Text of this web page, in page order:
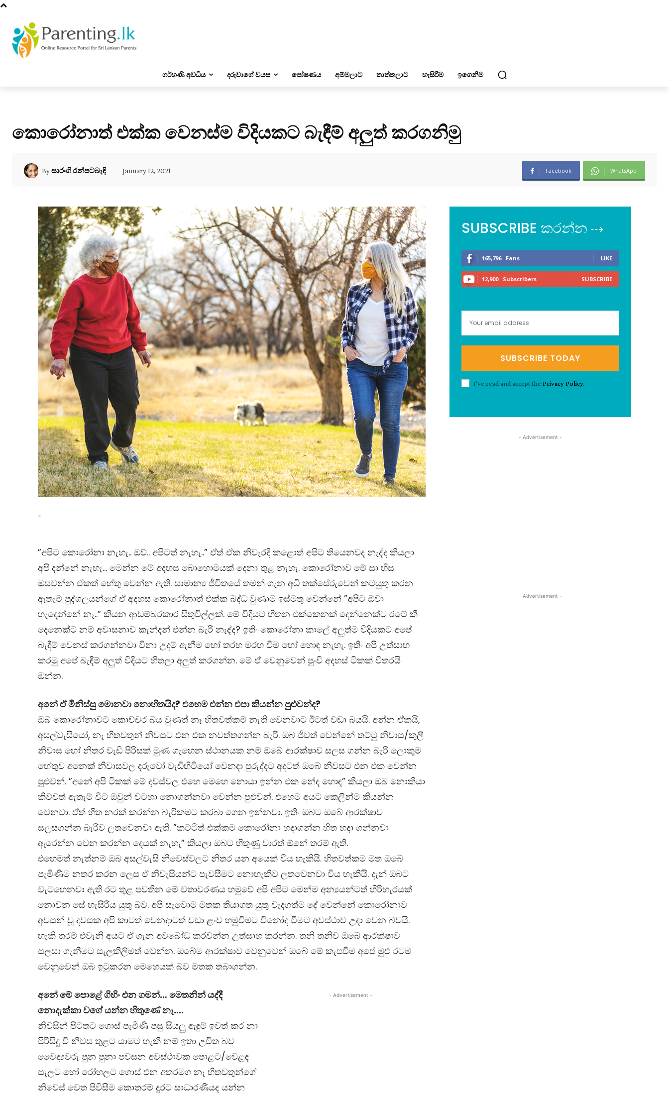
ගර්භණී අවධිය දරුවාගේ වයස පෝෂණය අම්මලාට තාත්තලාට හැසිරීම ඉගෙනීම
කොරෝනාත් එක්ක වෙනස්ම විදියකට බැඳීම් අලුත් කරගනිමු
Byසාරංගි රන්පටබැඳි January 12, 2021 Facebook WhatsApp
-
”අපිට කොරෝනා නැහැ.. ඔව්.. අපිටත් නැහැ..” ඒත් ඒක නිවැරදි කළොත් අපිට තියෙනවද නැද්ද කියලා
අපි දන්නේ නැහැ… මෙන්න මේ අදහස බොහොමයක් දෙනා තුළ නැහැ. කොරෝනාව මේ සා හිස
ඔසවන්න ඒකත් හේතු වෙන්න ඇති. සාමාන්‍ය ජීවිතයේ තමන් ගැන අධි තක්සේරුවෙන් කටයුතු කරන
ඇතැම් පුද්ගලයන්ගේ ඒ අදහස කොරෝනාත් එක්ක බද්ධ වුණාම ඉස්මතු වෙන්නේ ”අපිට ඕවා
හැදෙන්නේ නෑ..” කියන ආඩම්බරකාර සිතුවිල්ලක්. මේ විදියට හිතන එක්කෙනක් දෙන්නෙක්ට රටේ කී
දෙනෙක්ට නම් අවාසනාව කැන්දන් එන්න බැරි නැද්ද? ඉතිං කොරෝනා කාලේ අලුත්ම විදියකට අපේ
බැඳීම් වෙනස් කරගන්නවා විනා උදම් ඇනීම හෝ තරහ මරහ වීම හෝ හොඳ නැහැ. ඉතිං අපි උත්සාහ
කරමු අපේ බැඳීම් අලුත් විදියට හිතලා අලුත් කරගන්න. මේ ඒ වෙනුවෙන් පුංචි අදහස් ටිකක් විතරයි
ඔන්න.
අනේ ඒ මිනිස්සු මොනවා නොහිතයිද? එහෙම එන්න එපා කියන්න පුළුවන්ද?
ඔබ කොරෝනාවට කොච්චර බය වුණත් නෑ හිතවත්කම් නැති වෙනවාට ඊටත් වඩා බයයි. අන්න ඒකයි,
අසල්වැසියෝ, නෑ හිතවතුන් නිවසට එන එක නවත්තගන්න බැරි. ඔබ ජීවත් වෙන්නේ තට්ටු නිවාස/කුලී
නිවාස හෝ නිතර වැඩි පිරිසක් මුණ ගැහෙන ස්ථානයක නම් ඔබේ ආරක්ෂාව සලස ගන්න බැරි ලොකුම
හේතුව අනෙක් නිවාසවල දරුවෝ වැඩිහිටියෝ වෙනදා පුරුද්දට අදටත් ඔබේ නිවසට එන එක වෙන්න
පුළුවන්. ”අනේ අපි ටිකක් මේ දවස්වල එහෙ මෙහෙ නොයා ඉන්න එක නේද හොඳ” කියලා ඔබ නොකියා
කිව්වත් ඇතැම් විට ඔවුන් වටහා නොගන්නවා වෙන්න පුළුවන්. එහෙම අයට කෙලින්ම කියන්න
වෙනවා. ඒත් හිත නරක් කරන්න බැරිකමට කරබා ගෙන ඉන්නවා. ඉතිං ඔබට ඔබේ ආරක්ෂාව
සලසගන්න බැරිව ලතවෙනවා ඇති. ”කට්ටිත් එක්කම කොරෝනා හදාගන්න හිත හදා ගන්නවා
ඇරෙන්න වෙන කරන්න දෙයක් නැහැ” කියලා ඔබට හිතුණු වාරත් ඕනේ තරම් ඇති.
එහෙමත් නැත්නම් ඔබ අසල්වැසි නිවෙස්වලට නිතර යන අයෙක් විය හැකියි. හිතවත්කම මත ඔබේ
පැමිණීම නතර කරන ලෙස ඒ නිවැසියන්ට පැවසීමට නොහැකිව ලතවෙනවා විය හැකියි. දැන් ඔබට
වැටහෙනවා ඇති රට තුළ පවතින මේ වතාවරණය හමුවේ අපි අපිට මෙන්ම අන්‍යයන්ටත් හිරිහැරයක්
නොවන සේ හැසිරිය යුතු බව. අපි සැවොම මතක තියාගත යුතු වැදගත්ම දේ වෙන්නේ කොරෝනාව
අවසන් වූ දවසක අපි කාටත් වෙනදාටත් වඩා ළංව හමුවීමට විනෝද වීමට අවස්ථාව උදා වෙන බවයි.
හැකි තරම් එවැනි අයට ඒ ගැන අවබෝධ කරවන්න උත්සාහ කරන්න. තනි තනිව ඔබේ ආරක්ෂාව
සලසා ගැනීමට සැලකිලිමත් වෙන්න. ඔබේම ආරක්ෂාව වෙනුවෙන් ඔබේ මේ කැපවීම අපේ මුළු රටම
වෙනුවෙන් ඔබ ඉටුකරන මෙහෙයක් බව මතක තබාගන්න.
- Advertisement -
අනේ මේ පොළේ ගිහිං එන ගමන්… මෙතනින් යද්දී
නොදැක්කා වගේ යන්න හිතුණේ නෑ….
නිවසින් පිටතට ගොස් පැමිණි පසු සියලු ඇඳුම් ඉවත් කර නා
පිරිසිදු වී නිවස තුළට යාමට හැකි නම් ඉතා උචිත බව
වෛද්‍යවරු පුන පුනා පවසන අවස්ථාවක පොළට/වෙළඳ
සැලට හෝ රෝහලට ගොස් එන අතරමග නෑ හිතවතුන්ගේ
නිවෙස් වෙත පිවිසීම කොතරම් දුරට සාධාරණීයද යන්න
SUBSCRIBE කරන්න ⇢
165,796 Fans LIKE
12,900 Subscribers SUBSCRIBE
SUBSCRIBE TODAY
I've read and accept the Privacy Policy.
- Advertisement -
- Advertisement -